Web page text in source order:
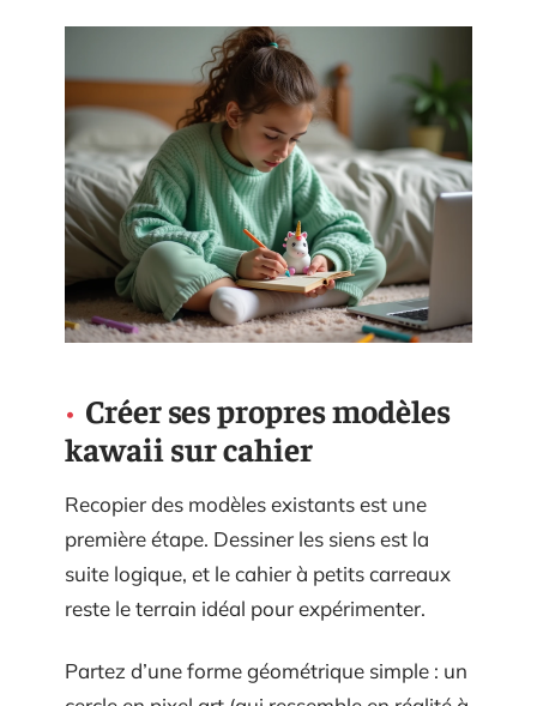
Créer ses propres modèles
kawaii sur cahier
Recopier des modèles existants est une
première étape. Dessiner les siens est la
suite logique, et le cahier à petits carreaux
reste le terrain idéal pour expérimenter.
Partez d’une forme géométrique simple : un